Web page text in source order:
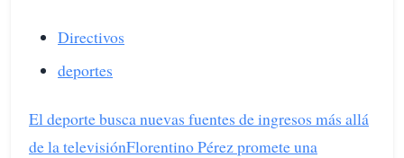
Directivos
deportes
El deporte busca nuevas fuentes de ingresos más allá
de la televisiónFlorentino Pérez promete una